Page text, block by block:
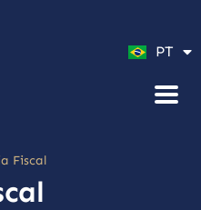
PT
EN
Fiscal